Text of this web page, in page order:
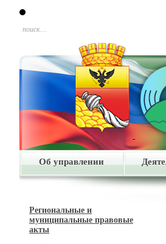
поиск…
Об управлении
Региональные и
муниципальные правовые
акты